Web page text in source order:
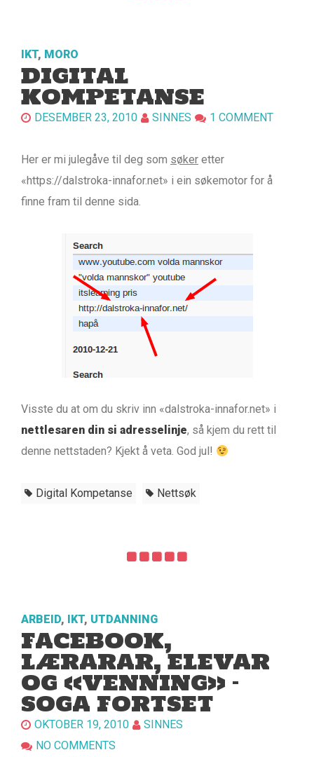
IKT, MORO
DIGITAL
KOMPETANSE
DESEMBER 23, 2010 SINNES 1 COMMENT
Her er mi julegåve til deg som søker etter
«https://dalstroka-innafor.net» i ein søkemotor for å
finne fram til denne sida.
Visste du at om du skriv inn «dalstroka-innafor.net» i
nettlesaren din si adresselinje, så kjem du rett til
denne nettstaden? Kjekt å veta. God jul!
Digital Kompetanse Nettsøk
ARBEID, IKT, UTDANNING
FACEBOOK,
LÆRARAR, ELEVAR
OG «VENNING» –
SOGA FORTSET
OKTOBER 19, 2010
SINNES
NO COMMENTS